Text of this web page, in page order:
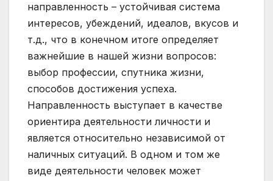
направленность – устойчивая система
интересов, убеждений, идеалов, вкусов и
т.д., что в конечном итоге определяет
важнейшие в нашей жизни вопросов:
выбор профессии, спутника жизни,
способов достижения успеха.
Направленность выступает в качестве
ориентира деятельности личности и
является относительно независимой от
наличных ситуаций. В одном и том же
виде деятельности человек может